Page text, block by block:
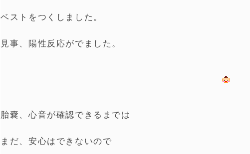
ベストをつくしました。
見事、陽性反応がでました。
胎嚢、心音が確認できるまでは
まだ、安心はできないので